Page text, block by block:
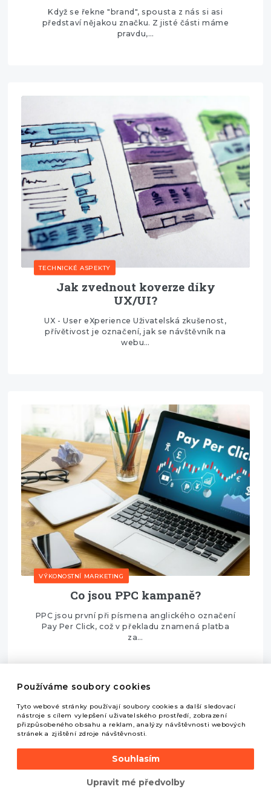
Používáme soubory cookies
Tyto webové stránky používají soubory cookies a další sledovací
nástroje s cílem vylepšení uživatelského prostředí, zobrazení
přizpůsobeného obsahu a reklam, analýzy návštěvnosti webových
stránek a zjištění zdroje návštěvnosti.
Souhlasím
Upravit mé předvolby
Když se řekne "brand", spousta z nás si asi
představí nějakou značku. Z jisté části máme
pravdu,…
TECHNICKÉ ASPEKTY
Jak zvednout koverze díky
UX/UI?
UX - User eXperience Uživatelská zkušenost,
přívětivost je označení, jak se návštěvník na
webu…
VÝKONOSTNÍ MARKETING
Co jsou PPC kampaně?
PPC jsou první při písmena anglického označení
Pay Per Click, což v překladu znamená platba
za…